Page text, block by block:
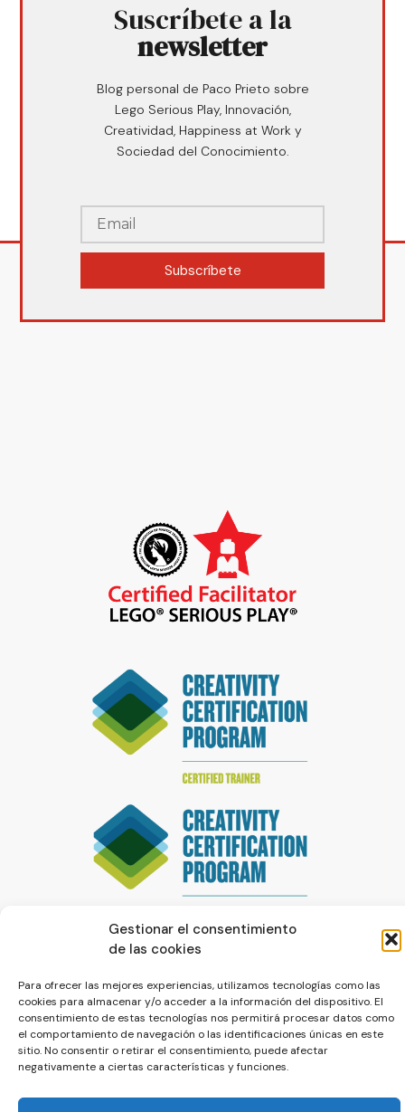
Gestionar el consentimiento
de las cookies
Para ofrecer las mejores experiencias, utilizamos tecnologías como las
cookies para almacenar y/o acceder a la información del dispositivo. El
consentimiento de estas tecnologías nos permitirá procesar datos como
el comportamiento de navegación o las identificaciones únicas en este
sitio. No consentir o retirar el consentimiento, puede afectar
negativamente a ciertas características y funciones.
Suscríbete a la
newsletter
Blog personal de Paco Prieto sobre
Lego Serious Play, Innovación,
Creatividad, Happiness at Work y
Sociedad del Conocimiento.
Subscríbete
© La Servilleta - El Blog de Paco Prieto